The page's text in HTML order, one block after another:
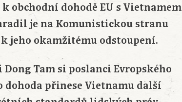
obchodní dohodě EU s Vietnamem
je na Komunistickou stranu
jeho okamžitému odstoupení.
Tam si poslanci Evropského
přinese Vietnamu další